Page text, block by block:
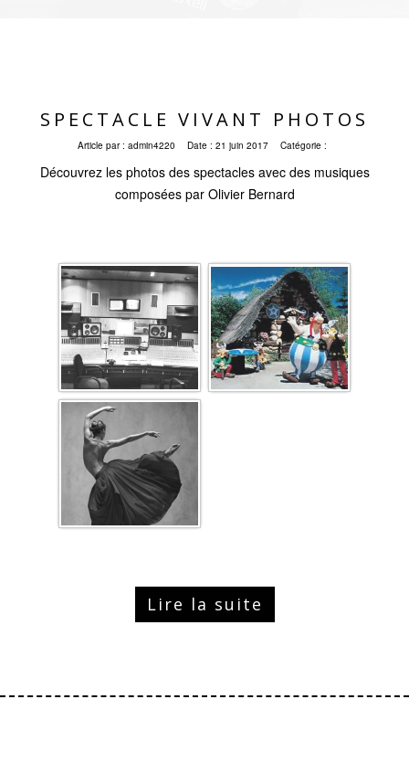
SPECTACLE VIVANT PHOTOS
Article par : admin4220 Date : 21 juin 2017 Catégorie :
Découvrez les photos des spectacles avec des musiques
composées par Olivier Bernard
Lire la suite